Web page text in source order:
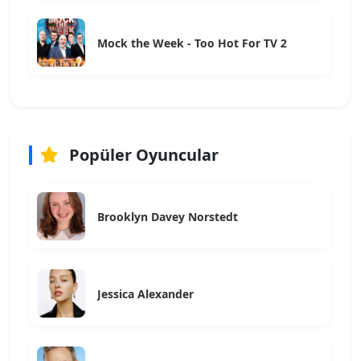
Mock the Week - Too Hot For TV 2
Popüler Oyuncular
Brooklyn Davey Norstedt
Jessica Alexander